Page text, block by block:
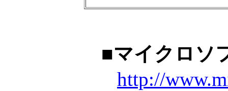
■マイクロソ
http://